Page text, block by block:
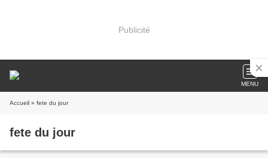
Publicité
MENU
Accueil » fete du jour
fete du jour